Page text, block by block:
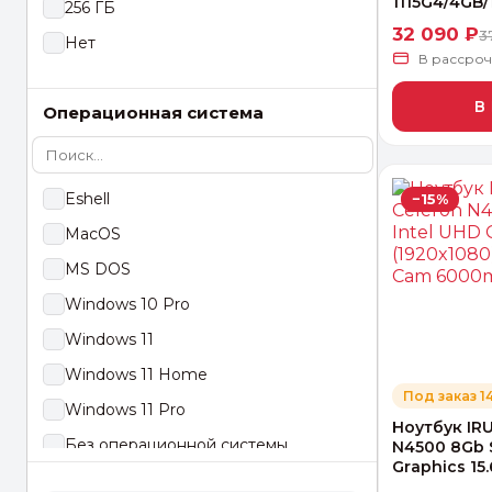
N4500
Ryzen AI 9
MX350
256 ГБ
Нет
Операционная система
Eshell
MacOS
MS DOS
Windows 10 Pro
Windows 11
Windows 11 Home
Windows 11 Pro
Без операционной системы
32 090 ₽
В
В
−15%
Под заказ
Ноутбук
N4500 8Gb
Graphics